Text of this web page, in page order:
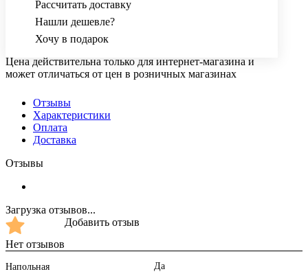
Рассчитать доставку
Нашли дешевле?
Хочу в подарок
Цена действительна только для интернет-магазина и
может отличаться от цен в розничных магазинах
Отзывы
Характеристики
Оплата
Доставка
Отзывы
Загрузка отзывов...
Нет отзывов
Добавить отзыв
Напольная Да